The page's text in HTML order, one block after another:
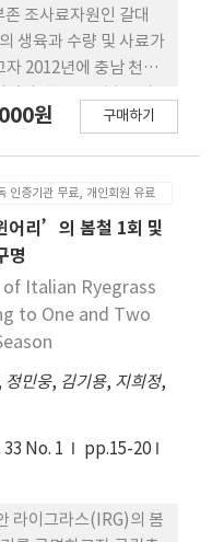
옥수수 이삭비율은전체
다 도입종이 다소 높았
40.1%로 이삭비율이
품종이 42.2%로 대
리지용 옥수수의 생초
품종순으로 32P75,
이며 건물수량은 각
ha, 17675 kg/ha,
영향이 크며 고랭지에
품종이 8.69로 도입품
것으로 나타났다. TDN
kg/ha, P3156 품종
ha이며 국산
과 대등한 TDN 수량을
도입품종과 국산품종
소화율74.2%, NDF
로 대차 없었으며
조사료자원인 갈대
육과 수량 및 사료가
자 2012년에 충남 천안
시비구, N 50 kg/ha구,
등 2처리를 두고 5월 1
갈대의 초장과엽색은 N
이 높을 때 양호하였
낮아지는 경향으로
N 시비구 37.6%,
39.4%, N 시비구
량, 조단백질 수량 및
서 ha당 각각 4,026
시비구는 각각
100 kg 시비구는 각
으로 유의적으로 증
은 무시비구에서 각
N 60 kg 시비구는
원 구매하기
인증기관 무료, 개인회원 유료
어리’의 봄철 1회 및
명
Italian Ryegrass
to One and Two
정민웅, 김기용, 지희정,
33 No. 1
pp.15-20
라이그라스(IRG)의 봄